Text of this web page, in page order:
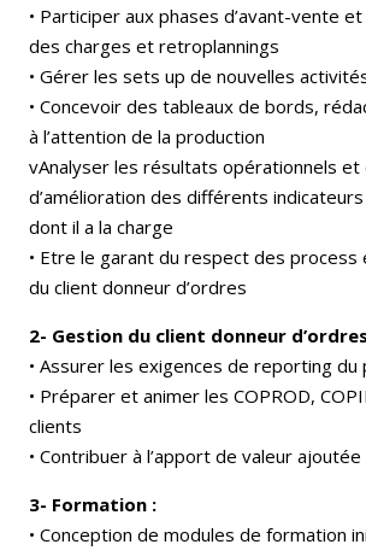
• Participer aux phases d’avant-vente
des charges et retroplannings
• Gérer les sets up de nouvelles
• Concevoir des tableaux de bords,
à l’attention de la production
vAnalyser les résultats opérationnels et
d’amélioration des différents indicateurs
dont il a la charge
• Etre le garant du respect des process
du client donneur d’ordres
2- Gestion du client donneur
• Assurer les exigences de reporting
• Préparer et animer les COPROD,
clients
• Contribuer à l’apport de valeur
3- Formation :
• Conception de modules de formation